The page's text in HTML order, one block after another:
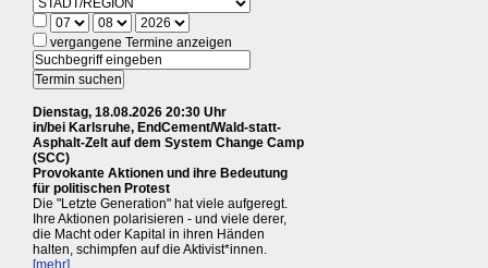
vergangene Termine anzeigen
Dienstag, 18.08.2026 20:30 Uhr
in/bei Karlsruhe, EndCement/Wald-statt-
Asphalt-Zelt auf dem System Change Camp
(SCC)
Provokante Aktionen und ihre Bedeutung
für politischen Protest
Die "Letzte Generation" hat viele aufgeregt.
Ihre Aktionen polarisieren - und viele derer,
die Macht oder Kapital in ihren Händen
halten, schimpfen auf die Aktivist*innen.